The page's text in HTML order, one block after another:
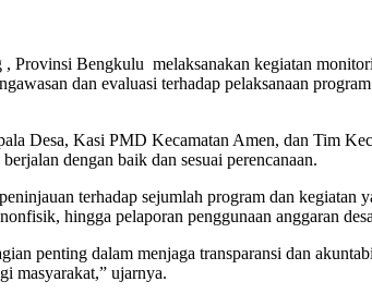
Bengkulu melaksanakan kegiatan
dan evaluasi terhadap pelaksanaan
Desa, Kasi PMD Kecamatan Amen, dan Tim
dengan baik dan sesuai perencanaan.
terhadap sejumlah program dan
hingga pelaporan penggunaan anggaran
penting dalam menjaga transparansi dan
masyarakat,” ujarnya.